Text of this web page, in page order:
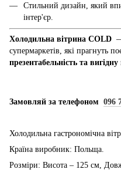
Стильний дизайн, який
інтер'єр.
Холодильна вітрина COLD
супермаркетів, які прагнуть
презентабельність та вигідну
Замовляй за телефоном 096
Холодильна гастрономічна
Країна виробник: Польща.
Розміри: Висота – 125 см,